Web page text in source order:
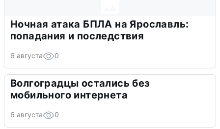
Ночная атака БПЛА на Ярославль:
попадания и последствия
6 августа 0
Волгоградцы остались без
мобильного интернета
6 августа 0